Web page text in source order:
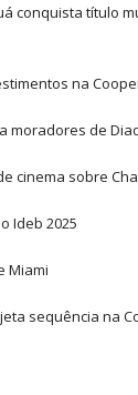
conquista título
na
moradores de
cinema sobre
Ideb 2025
Miami
sequência na